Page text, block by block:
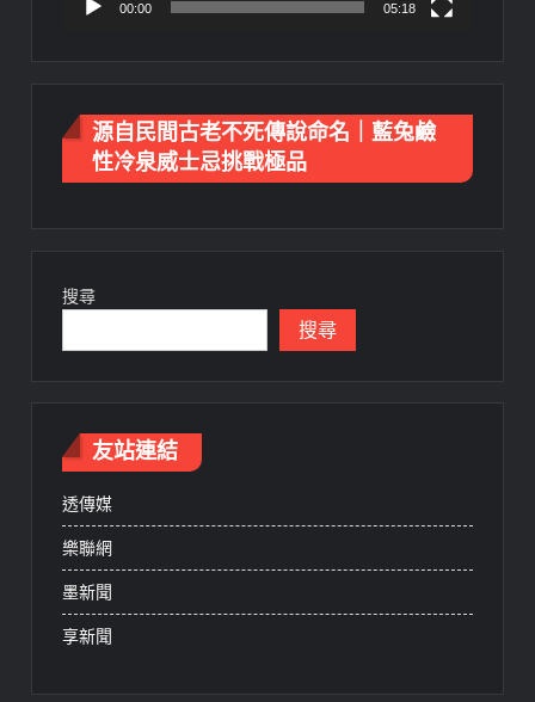
00:00 05:18
源自民間古老不死傳說命名｜藍兔鹼
性冷泉威士忌挑戰極品
搜尋
搜尋
友站連結
透傳媒
樂聯網
墨新聞
享新聞